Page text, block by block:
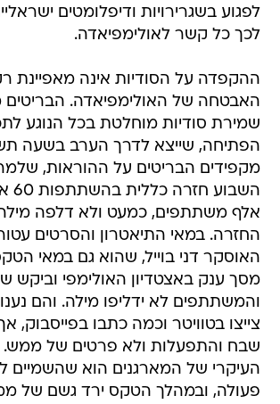
לפגוע בשגרירויות ודיפלומטים
לכך כל קשר לאולימפיאדה.
ההקפדה על הסודיות אינה מאפיינת
האבטחה של האולימפיאדה. הבריטים
שמירת סודיות מוחלטת בכל הנוגע
הפתיחה, שייצא לדרך הערב בשעה
מקפידים הבריטים על ההוראות,
אלף משתתפים, כמעט ולא דלפה
החזרה. במאי התיאטרון והסרטים
האוסקר דני בוייל, שהוא גם במאי
מסך ענק באצטדיון האולימפי וביקש
והמשתתפים לא ידליפו מילה. והם
צייצו בטוויטר וכמה כתבו בפייסבוק,
שבח והתפעלות ולא פרטים של
העיקרי של המארגנים הוא שהשמיים
פעולה, ובמהלך הטקס ירד גשם של